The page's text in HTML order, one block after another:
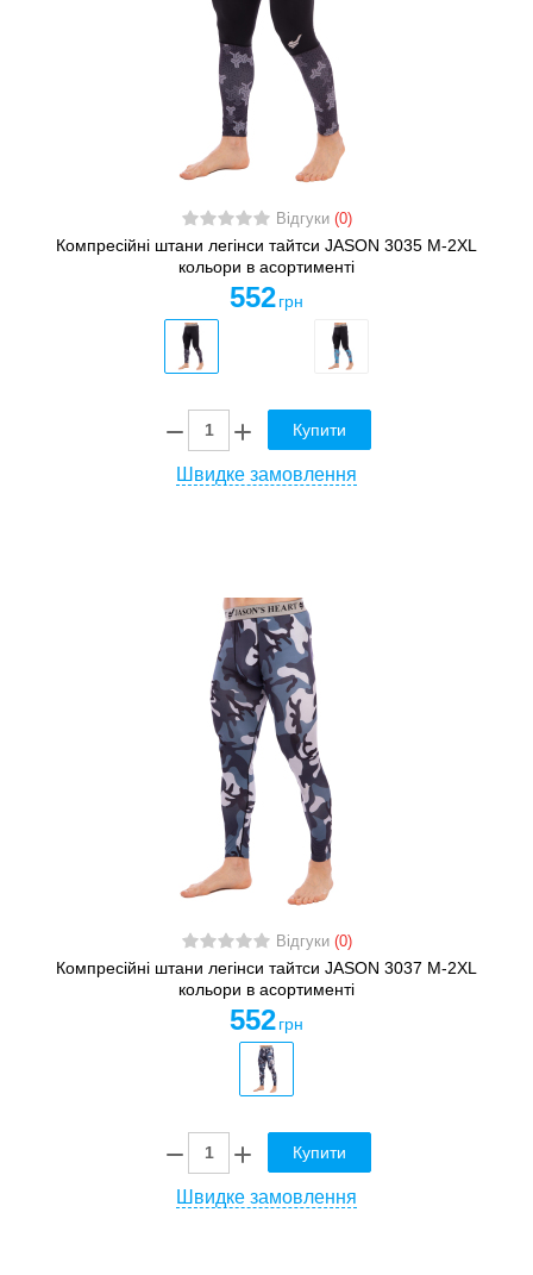
Відгуки (0)
Компресійні штани легінси тайтси JASON 3035 M-2XL
кольори в асортименті
552 грн
Купити
Швидке замовлення
Відгуки (0)
Компресійні штани легінси тайтси JASON 3037 M-2XL
кольори в асортименті
552 грн
Купити
Швидке замовлення